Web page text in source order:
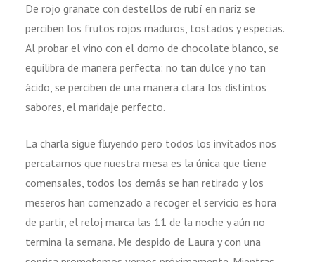
De rojo granate con destellos de rubí en nariz se
perciben los frutos rojos maduros, tostados y especias.
Al probar el vino con el domo de chocolate blanco, se
equilibra de manera perfecta: no tan dulce y no tan
ácido, se perciben de una manera clara los distintos
sabores, el maridaje perfecto.
La charla sigue fluyendo pero todos los invitados nos
percatamos que nuestra mesa es la única que tiene
comensales, todos los demás se han retirado y los
meseros han comenzado a recoger el servicio es hora
de partir, el reloj marca las 11 de la noche y aún no
termina la semana. Me despido de Laura y con una